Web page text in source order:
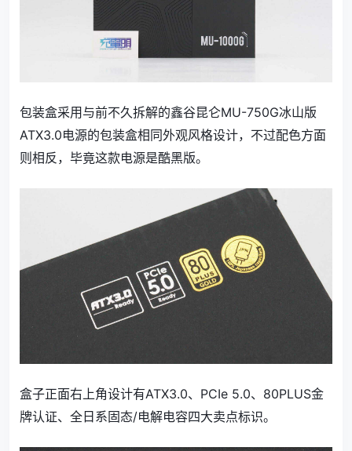
包装盒采用与前不久拆解的鑫谷昆仑MU-750G冰山版
ATX3.0电源的包装盒相同外观风格设计，不过配色方面
则相反，毕竟这款电源是酷黑版。
盒子正面右上角设计有ATX3.0、PCIe 5.0、80PLUS金
牌认证、全日系固态/电解电容四大卖点标识。